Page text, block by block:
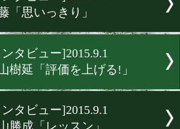
[インタビュー]2015.9.8
向井「去なす」
[インタビュー]2015.9.7